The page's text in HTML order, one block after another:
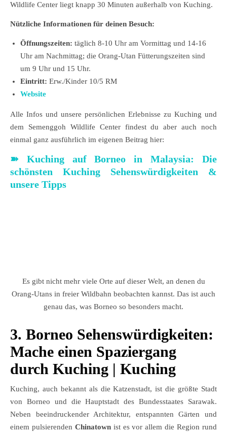
Wildlife Center liegt knapp 30 Minuten außerhalb von Kuching.
Nützliche Informationen für deinen Besuch:
Öffnungszeiten: täglich 8-10 Uhr am Vormittag und 14-16
Uhr am Nachmittag; die Orang-Utan Fütterungszeiten sind
um 9 Uhr und 15 Uhr.
Eintritt: Erw./Kinder 10/5 RM
Website
Alle Infos und unsere persönlichen Erlebnisse zu Kuching und
dem Semenggoh Wildlife Center findest du aber auch noch
einmal ganz ausführlich im eigenen Beitrag hier:
➽ Kuching auf Borneo in Malaysia: Die
schönsten Kuching Sehenswürdigkeiten &
unsere Tipps
Es gibt nicht mehr viele Orte auf dieser Welt, an denen du
Orang-Utans in freier Wildbahn beobachten kannst. Das ist auch
genau das, was Borneo so besonders macht.
3. Borneo Sehenswürdigkeiten:
Mache einen Spaziergang
durch Kuching | Kuching
Kuching, auch bekannt als die Katzenstadt, ist die größte Stadt
von Borneo und die Hauptstadt des Bundesstaates Sarawak.
Neben beeindruckender Architektur, entspannten Gärten und
einem pulsierenden Chinatownist es vor allem die Region rund